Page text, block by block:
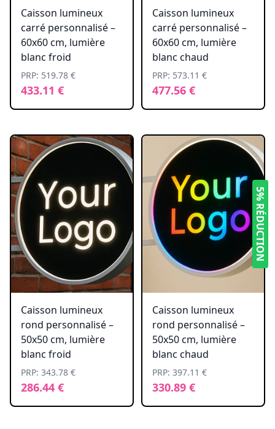
Caisson lumineux
carré personnalisé –
60x60 cm, lumière
blanc froid
PRP: 519.78 €
433.11 €
Caisson lumineux
carré personnalisé –
60x60 cm, lumière
blanc chaud
PRP: 573.11 €
477.56 €
Caisson lumineux
rond personnalisé –
50x50 cm, lumière
blanc froid
PRP: 343.78 €
286.44 €
Caisson lumineux
rond personnalisé –
50x50 cm, lumière
blanc chaud
PRP: 397.11 €
330.89 €
5% RÉDUCTION